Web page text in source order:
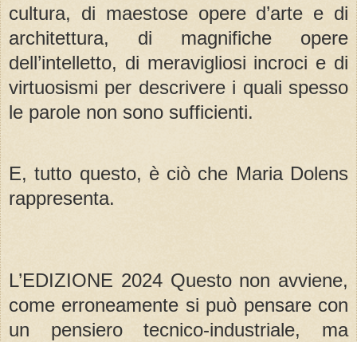
cultura, di maestose opere d’arte e di
architettura, di magnifiche opere
dell’intelletto, di meravigliosi incroci e di
virtuosismi per descrivere i quali spesso
le parole non sono sufficienti.
E, tutto questo, è ciò che Maria Dolens
rappresenta.
L’EDIZIONE 2024 Questo non avviene,
come erroneamente si può pensare con
un pensiero tecnico-industriale, ma